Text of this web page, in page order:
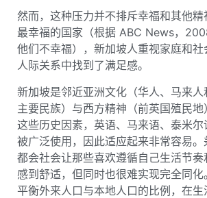
然而，这种压力并不排斥幸福和其他精
最幸福的国家（根据 ABC News，
他们不幸福），新加坡人重视家庭和
人际关系中找到了满足感。
新加坡是邻近亚洲文化（华人、马来
主要民族）与西方精神（前英国殖民
这些历史因素，英语、马来语、泰米
被广泛使用，因此适应起来非常容易
都会社会让那些喜欢遵循自己生活节奏
感到舒适，但同时也很难实现完全同
平衡外来人口与本地人口的比例，在